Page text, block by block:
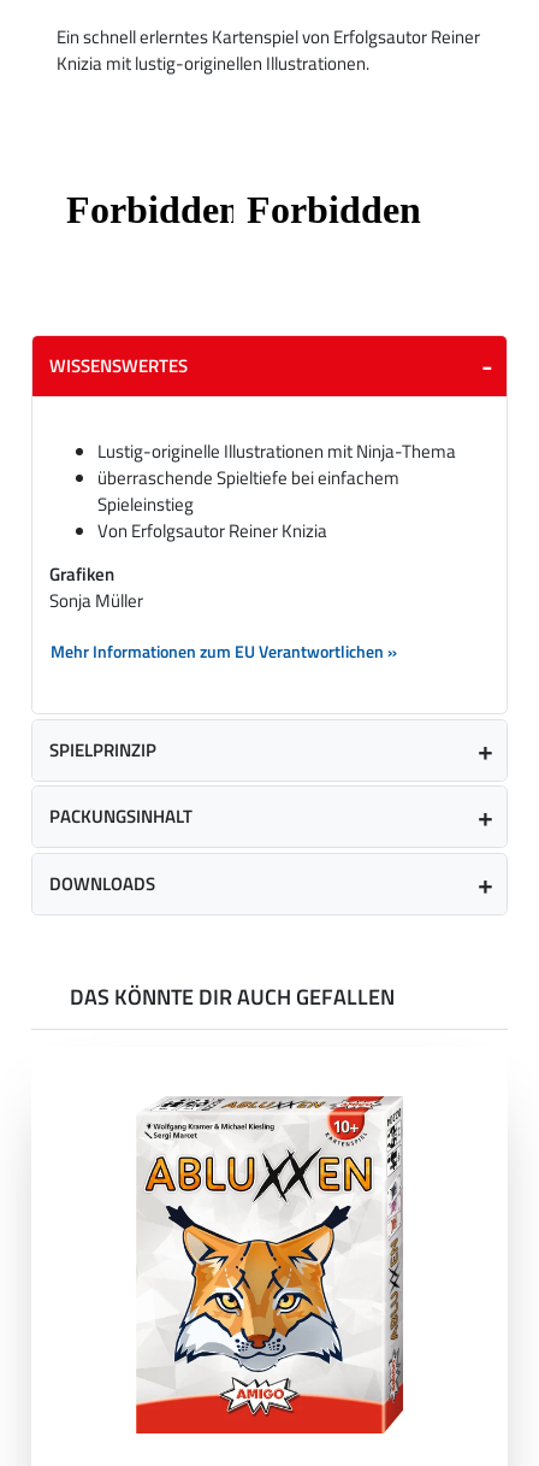
Ein schnell erlerntes Kartenspiel von Erfolgsautor Reiner
Knizia mit lustig-originellen Illustrationen.
WISSENSWERTES
Lustig-originelle Illustrationen mit Ninja-Thema
überraschende Spieltiefe bei einfachem
Spieleinstieg
Von Erfolgsautor Reiner Knizia
Grafiken
Sonja Müller
Mehr Informationen zum EU Verantwortlichen »
SPIELPRINZIP
PACKUNGSINHALT
DOWNLOADS
DAS KÖNNTE DIR AUCH GEFALLEN